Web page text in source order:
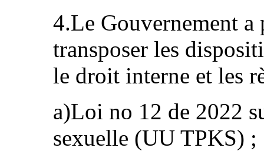
4.Le Gouvernement a
transposer les
le droit interne et les
a)Loi no 12 de 2022
sexuelle (UU TPKS) ;